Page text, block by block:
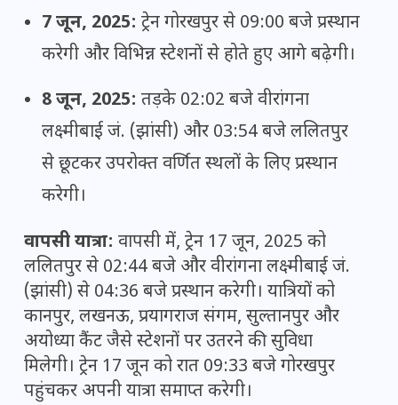
7 जून, 2025: ट्रेन गोरखपुर से 09:00 बजे प्रस्थान
करेगी और विभिन्न स्टेशनों से होते हुए आगे बढ़ेगी।
8 जून, 2025: तड़के 02:02 बजे वीरांगना
लक्ष्मीबाई जं. (झांसी) और 03:54 बजे ललितपुर
से छूटकर उपरोक्त वर्णित स्थलों के लिए प्रस्थान
करेगी।
वापसी यात्रा: वापसी में, ट्रेन 17 जून, 2025 को
ललितपुर से 02:44 बजे और वीरांगना लक्ष्मीबाई जं.
(झांसी) से 04:36 बजे प्रस्थान करेगी। यात्रियों को
कानपुर, लखनऊ, प्रयागराज संगम, सुल्तानपुर और
अयोध्या कैंट जैसे स्टेशनों पर उतरने की सुविधा
मिलेगी। ट्रेन 17 जून को रात 09:33 बजे गोरखपुर
पहुंचकर अपनी यात्रा समाप्त करेगी।